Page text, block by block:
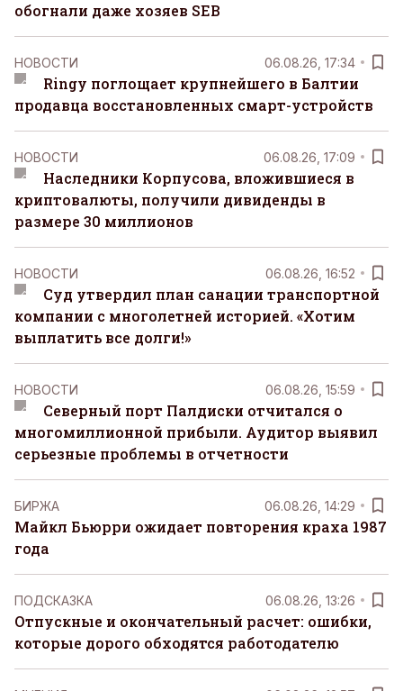
обогнали даже хозяев SEB
НОВОСТИ 06.08.26, 17:34
Ringy поглощает крупнейшего в Балтии
продавца восстановленных смарт-устройств
НОВОСТИ 06.08.26, 17:09
Наследники Корпусова, вложившиеся в
криптовалюты, получили дивиденды в
размере 30 миллионов
НОВОСТИ 06.08.26, 16:52
Суд утвердил план санации транспортной
компании с многолетней историей. «Хотим
выплатить все долги!»
НОВОСТИ 06.08.26, 15:59
Северный порт Палдиски отчитался о
многомиллионной прибыли. Аудитор выявил
серьезные проблемы в отчетности
БИРЖА 06.08.26, 14:29
Майкл Бьюрри ожидает повторения краха 1987
года
ПОДСКАЗКА 06.08.26, 13:26
Отпускные и окончательный расчет: ошибки,
которые дорого обходятся работодателю